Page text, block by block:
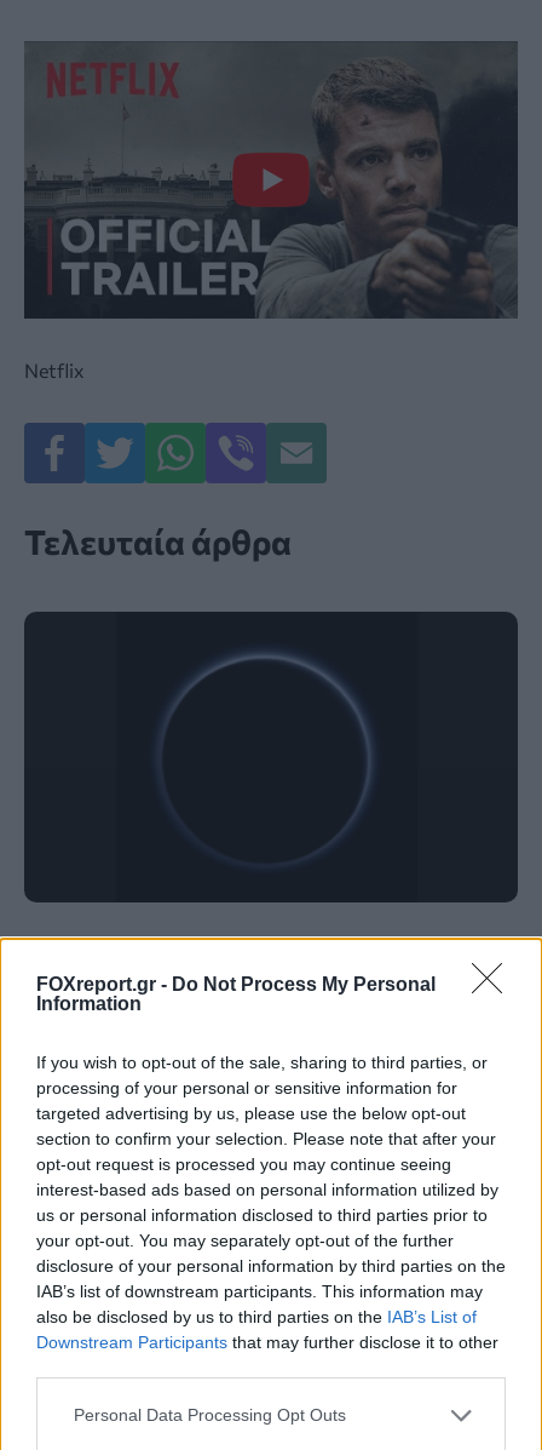
FOXreport.gr - Do Not Process My Personal
Information
If you wish to opt-out of the sale, sharing to third parties, or
processing of your personal or sensitive information for
targeted advertising by us, please use the below opt-out
section to confirm your selection. Please note that after your
opt-out request is processed you may continue seeing
interest-based ads based on personal information utilized by
us or personal information disclosed to third parties prior to
your opt-out. You may separately opt-out of the further
disclosure of your personal information by third parties on the
IAB’s list of downstream participants. This information may
also be disclosed by us to third parties on the IAB’s List of
Downstream Participants that may further disclose it to other
Personal Data Processing Opt Outs
Netflix
Τελευταία άρθρα
Πλούτωνας: Η ατμόσφαιρά του
συρρικνώνεται καθώς απομακρύνεται από
τον Ήλιο
ΔΙΆΣΤΗΜΑ 15:00, 08/08/2026